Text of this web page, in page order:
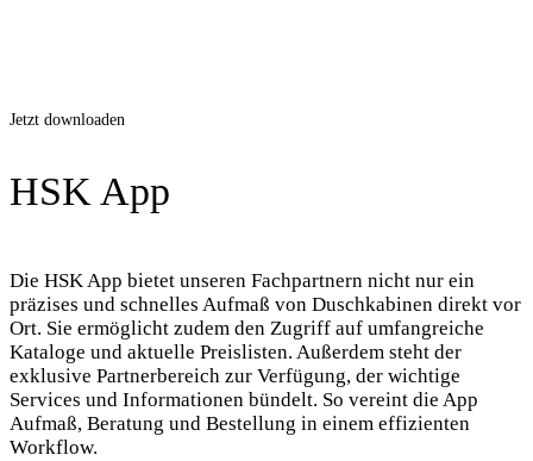
Jetzt downloaden
HSK App
Die HSK App bietet unseren Fachpartnern nicht nur ein
präzises und schnelles Aufmaß von Duschkabinen direkt vor
Ort. Sie ermöglicht zudem den Zugriff auf umfangreiche
Kataloge und aktuelle Preislisten. Außerdem steht der
exklusive Partnerbereich zur Verfügung, der wichtige
Services und Informationen bündelt. So vereint die App
Aufmaß, Beratung und Bestellung in einem effizienten
Workflow.